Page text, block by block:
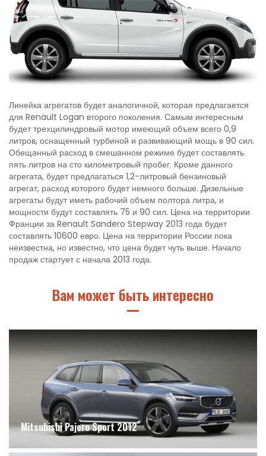
Линейка агрегатов будет аналогичной, которая предлагается
для Renault Logan второго поколения. Самым интересным
будет трехцилиндровый мотор имеющий объем всего 0,9
литров, оснащенный турбиной и развивающий мощь в 90 сил.
Обещанный расход в смешанном режиме будет составлять
пять литров на сто километровый пробег. Кроме данного
агрегата, будет предлагаться 1,2-литровый бензиновый
агрегат, расход которого будет немного больше. Дизельные
агрегаты будут иметь рабочий объем полтора литра, и
мощности будут составлять 75 и 90 сил. Цена на территории
Франции за Renault Sandero Stepway 2013 года будет
составлять 10600 евро. Цена на территории России пока
неизвестна, но известно, что цена будет чуть выше. Начало
продаж стартует с начала 2013 года.
Вам может быть интересно
Mitsubishi Pajero Sport 2012